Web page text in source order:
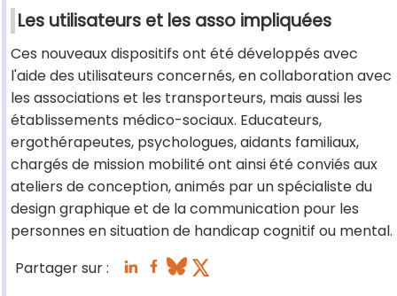
Les utilisateurs et les asso impliquées
Ces nouveaux dispositifs ont été développés avec
l'aide des utilisateurs concernés, en collaboration avec
les associations et les transporteurs, mais aussi les
établissements médico-sociaux. Educateurs,
ergothérapeutes, psychologues, aidants familiaux,
chargés de mission mobilité ont ainsi été conviés aux
ateliers de conception, animés par un spécialiste du
design graphique et de la communication pour les
personnes en situation de handicap cognitif ou mental.
Partager sur :